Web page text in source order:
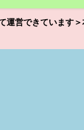
営できています